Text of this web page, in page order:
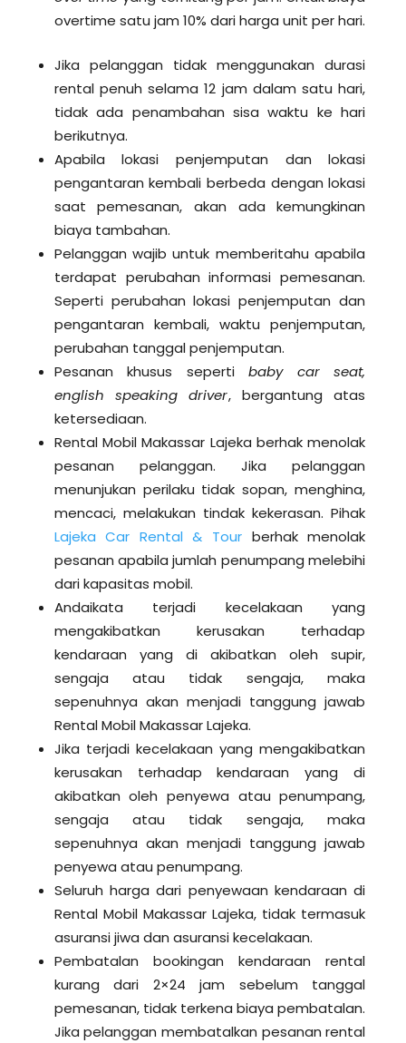
overtime satu jam 10% dari harga unit per hari.
Jika pelanggan tidak menggunakan durasi
rental penuh selama 12 jam dalam satu hari,
tidak ada penambahan sisa waktu ke hari
berikutnya.
Apabila lokasi penjemputan dan lokasi
pengantaran kembali berbeda dengan lokasi
saat pemesanan, akan ada kemungkinan
biaya tambahan.
Pelanggan wajib untuk memberitahu apabila
terdapat perubahan informasi pemesanan.
Seperti perubahan lokasi penjemputan dan
pengantaran kembali, waktu penjemputan,
perubahan tanggal penjemputan.
Pesanan khusus sepertibaby car seat,
english speaking driver, bergantung atas
ketersediaan.
Rental Mobil Makassar Lajeka berhak menolak
pesanan pelanggan. Jika pelanggan
menunjukan perilaku tidak sopan, menghina,
mencaci, melakukan tindak kekerasan. Pihak
Lajeka Car Rental & Tour berhak menolak
pesanan apabila jumlah penumpang melebihi
dari kapasitas mobil.
Andaikata terjadi kecelakaan yang
mengakibatkan kerusakan terhadap
kendaraan yang di akibatkan oleh supir,
sengaja atau tidak sengaja, maka
sepenuhnya akan menjadi tanggung jawab
Rental Mobil Makassar Lajeka.
Jika terjadi kecelakaan yang mengakibatkan
kerusakan terhadap kendaraan yang di
akibatkan oleh penyewa atau penumpang,
sengaja atau tidak sengaja, maka
sepenuhnya akan menjadi tanggung jawab
penyewa atau penumpang.
Seluruh harga dari penyewaan kendaraan di
Rental Mobil Makassar Lajeka, tidak termasuk
asuransi jiwa dan asuransi kecelakaan.
Pembatalan bookingan kendaraan rental
kurang dari 2×24 jam sebelum tanggal
pemesanan, tidak terkena biaya pembatalan.
Jika pelanggan membatalkan pesanan rental